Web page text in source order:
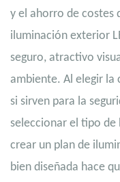
y el ahorro de costes
iluminación exterior
seguro, atractivo
ambiente. Al elegir la
si sirven para la
seleccionar el tipo de
crear un plan de
bien diseñada hace